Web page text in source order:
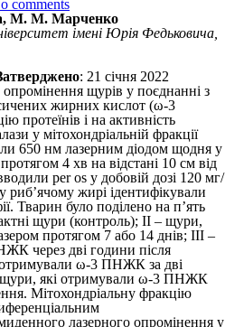
comments
М. М. Марченко
імені Юрія Федьковича,
: 21 січня 2022
щурів у поєднанні з
жирних кислот (ω-3
і на активність
у мітохондріальній фракції
650 нм лазерним діодом щодня у
4 хв на відстані 10 см від
per os у добовій дозі 120 мг/
риб’ячому жирі ідентифікували
Тварин було поділено на п’ять
щури (контроль); II – щури,
протягом 7 або 14 днів; III –
через дві години після
ω-3 ПНЖК за дві
які отримували ω-3 ПНЖК
Мітохондріальну фракцію
лазерного опромінення у